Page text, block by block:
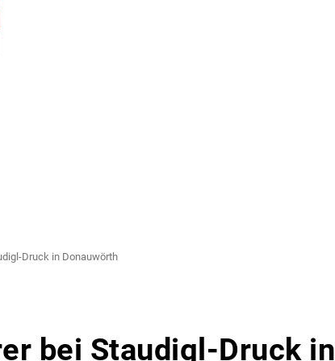
Druck in Donauwörth
bei Staudigl-Druck in